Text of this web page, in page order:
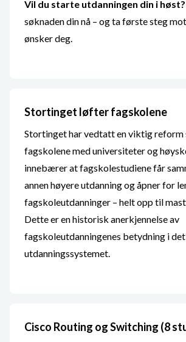
Vil du starte utdanningen din i høst?
søknaden din nå – og ta første steg
ønsker deg.
Stortinget løfter fagskolene
Stortinget har vedtatt en viktig
fagskolene med universiteter og
innebærer at fagskolestudiene får
annen høyere utdanning og åpner for
fagskoleutdanninger – helt opp til
Dette er en historisk anerkjennelse av
fagskoleutdanningenes betydning i
utdanningssystemet.
Cisco Routing og Switching (8